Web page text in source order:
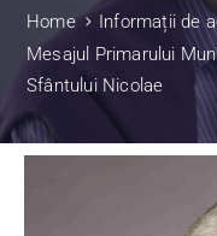
Home
Informații de
Mesajul Primarului
Sfântului Nicolae